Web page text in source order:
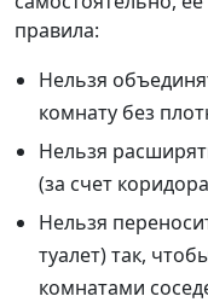
правила:
Нельзя
комнату без
Нельзя
(за счет
Нельзя
туалет) так,
комнатами